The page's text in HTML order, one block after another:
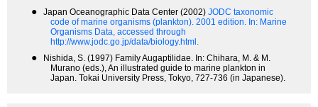
● Japan Oceanographic Data Center (2002) JODC taxonomic
code of marine organisms (plankton). 2001 edition. In: Marine
Organisms Data, accessed through
http://www.jodc.go.jp/data/biology.html.
●
Nishida, S. (1997) Family Augaptilidae. In: Chihara, M. & M.
Murano (eds.), An illustrated guide to marine plankton in
Japan. Tokai University Press, Tokyo, 727-736 (in Japanese).